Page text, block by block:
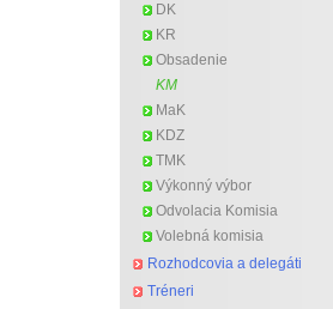
DK
KR
Obsadenie
KM
MaK
KDZ
TMK
Výkonný výbor
Odvolacia Komisia
Volebná komisia
Rozhodcovia a delegáti
Tréneri